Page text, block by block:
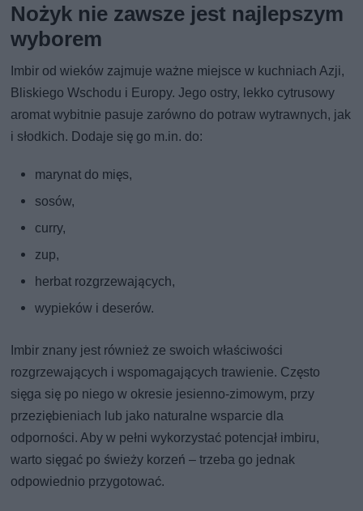
Nożyk nie zawsze jest najlepszym
wyborem
Imbir od wieków zajmuje ważne miejsce w kuchniach Azji,
Bliskiego Wschodu i Europy. Jego ostry, lekko cytrusowy
aromat wybitnie pasuje zarówno do potraw wytrawnych, jak
i słodkich. Dodaje się go m.in. do:
marynat do mięs,
sosów,
curry,
zup,
herbat rozgrzewających,
wypieków i deserów.
Imbir znany jest również ze swoich właściwości
rozgrzewających i wspomagających trawienie. Często
sięga się po niego w okresie jesienno-zimowym, przy
przeziębieniach lub jako naturalne wsparcie dla
odporności. Aby w pełni wykorzystać potencjał imbiru,
warto sięgać po świeży korzeń – trzeba go jednak
odpowiednio przygotować.